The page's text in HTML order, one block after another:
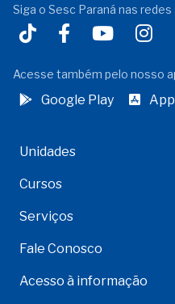
Siga o Sesc Paraná nas redes
Acesse também pelo nosso
Google Play
Unidades
Cursos
Serviços
Fale Conosco
Acesso à informação